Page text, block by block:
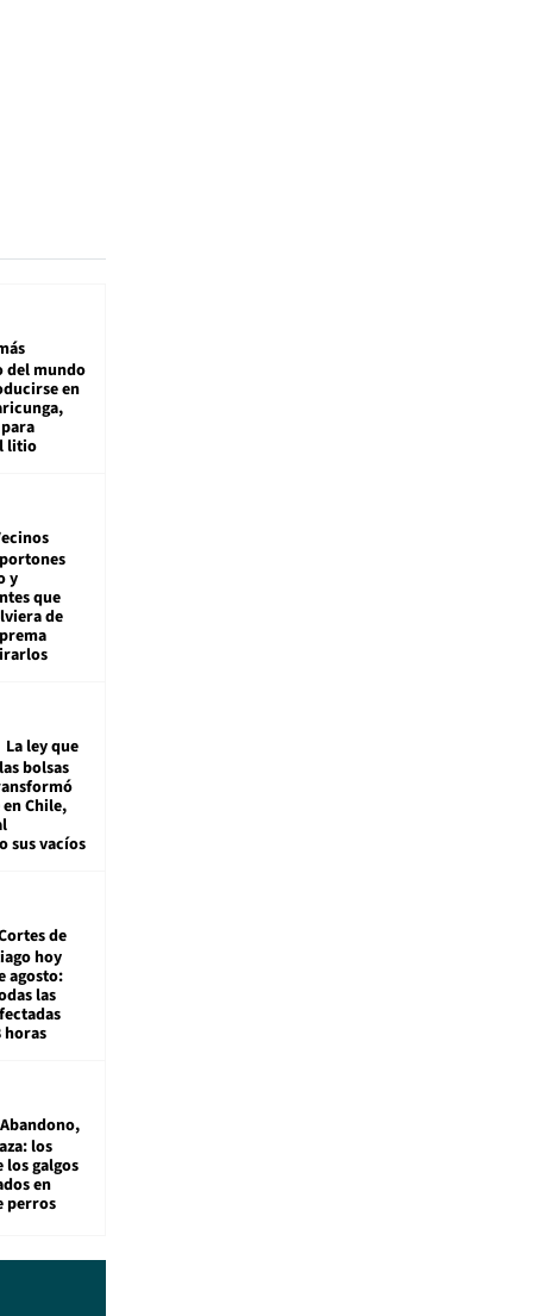
del mundo
en
litio
y
que
de
La ley que
bolsas
Chile,
sus vacíos
de
hoy
agosto:
las
horas
Abandono,
los
los galgos
en
perros